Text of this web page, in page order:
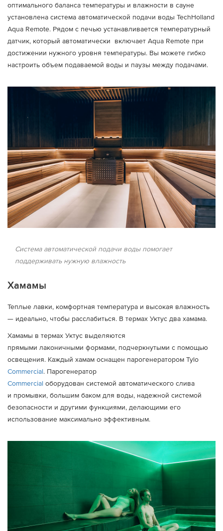
оптимального баланса температуры и влажности в сауне
установлена система автоматической подачи воды TechHolland
Aqua Remote. Рядом с печью устанавливается температурный
датчик, который автоматически включает Aqua Remote при
достижении нужного уровня температуры. Вы можете гибко
настроить объем подаваемой воды и паузы между подачами.
Система автоматической подачи воды помогает
поддерживать нужную влажность
Хамамы
Теплые лавки, комфортная температура и высокая влажность
— идеально, чтобы расслабиться. В термах Уктус два хамама.
Хамамы в термах Уктус выделяются
прямыми лаконичными формами, подчеркнутыми с помощью
освещения. Каждый хамам оснащен парогенератором Tylo
Commercial. Парогенератор
Commercial оборудован системой автоматического слива
и промывки, большим баком для воды, надежной системой
безопасности и другими функциями, делающими его
использование максимально эффективным.